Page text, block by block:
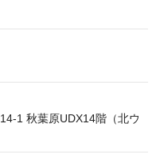
1 秋葉原UDX14階（北ウ